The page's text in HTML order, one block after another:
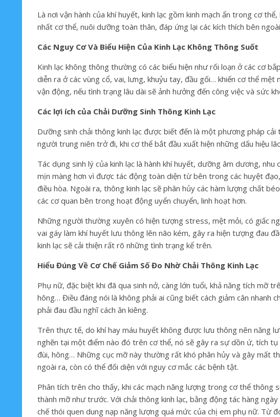
Là nơi vận hành của khí huyết, kinh lạc gồm kinh mạch ẩn trong cơ
nhất cơ thể, nuôi dưỡng toàn thân, đáp ứng lại các kích thích bên
Các Nguy Cơ Và Biểu Hiện Của Kinh Lạc Không Thông Suốt
Kinh lạc không thông thường có các biểu hiện như rối loạn ở các cơ
diễn ra ở các vùng cổ, vai, lưng, khuỷu tay, đầu gối… khiến cơ thể
vận động, nếu tình trạng lâu dài sẽ ảnh hưởng đến công việc và sức
Các lợi ích của Chải Dưỡng Sinh Thông Kinh Lạc
Dưỡng sinh chải thông kinh lạc được biết đến là một phương pháp
người trung niên trở đi, khi cơ thể bắt đầu xuất hiện những dấu hiệu
Tác dụng sinh lý của kinh lạc là hành khí huyết, dưỡng âm dương,
mịn màng hơn vì được tác động toàn diện từ bên trong các huyệt
điều hòa. Ngoài ra, thông kinh lạc sẽ phân hủy các hàm lượng chất
các cơ quan bên trong hoạt động uyển chuyển, linh hoạt hơn.
Những người thường xuyên có hiện tượng stress, mệt mỏi, có giấc
vai gáy làm khí huyết lưu thông lên não kém, gây ra hiện tượng đau
kinh lạc sẽ cải thiện rất rõ những tình trạng kể trên.
Hiểu Đúng Về Cơ Chế Giảm Số Đo Nhờ Chải Thông Kinh Lạc
Phụ nữ, đặc biệt khi đã qua sinh nở, càng lớn tuổi, khả năng tích mỡ
hông… Điều đáng nói là không phải ai cũng biết cách giảm cân nhanh
phải đau đầu nghĩ cách ăn kiêng.
Trên thực tế, do khí hay máu huyết không được lưu thông nên năng
nghẽn tại một điểm nào đó trên cơ thể, nó sẽ gây ra sự dồn ứ, tích
đùi, hông… Những cục mỡ này thường rất khó phân hủy và gây mất
ngoài ra, còn có thể đối diện với nguy cơ mắc các bệnh tật.
Phân tích trên cho thấy, khi các mạch năng lượng trong cơ thể
thành mỡ như trước. Với chải thông kinh lạc, bằng động tác hàng
chế thói quen dung nạp năng lượng quá mức của chị em phụ nữ. Từ